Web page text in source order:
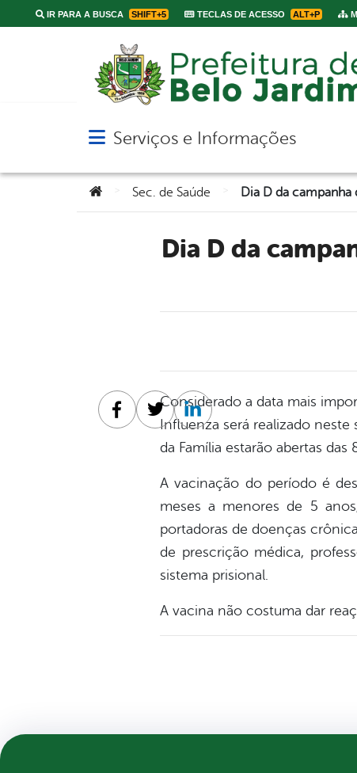
IR PARA A BUSCA SHIFT+5 TECLAS DE ACESSO ALT+P
Abrir menu principal de navegação
Serviços e Informações
Você está aqui:Sec. de Saúde
Dia D da campanha de vacinação contra a gripe será realizado
Considerado a data mais
Influenza será realizado neste
da Família estarão abertas das
A vacinação do período é
meses a menores de 5
portadoras de doenças
de prescrição médica,
sistema prisional.
A vacina não costuma dar
Facebook
TwitterLinkedin